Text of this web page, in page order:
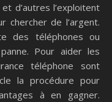
d’autres l’exploitent
chercher de l’argent.
des téléphones ou
Pour aider les
téléphone sont
la procédure pour
à en gagner.